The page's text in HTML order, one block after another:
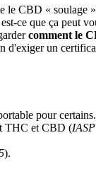
le CBD «
ce que ça peut
comment le
d'exiger un
pour certains.
THC et CBD (
).